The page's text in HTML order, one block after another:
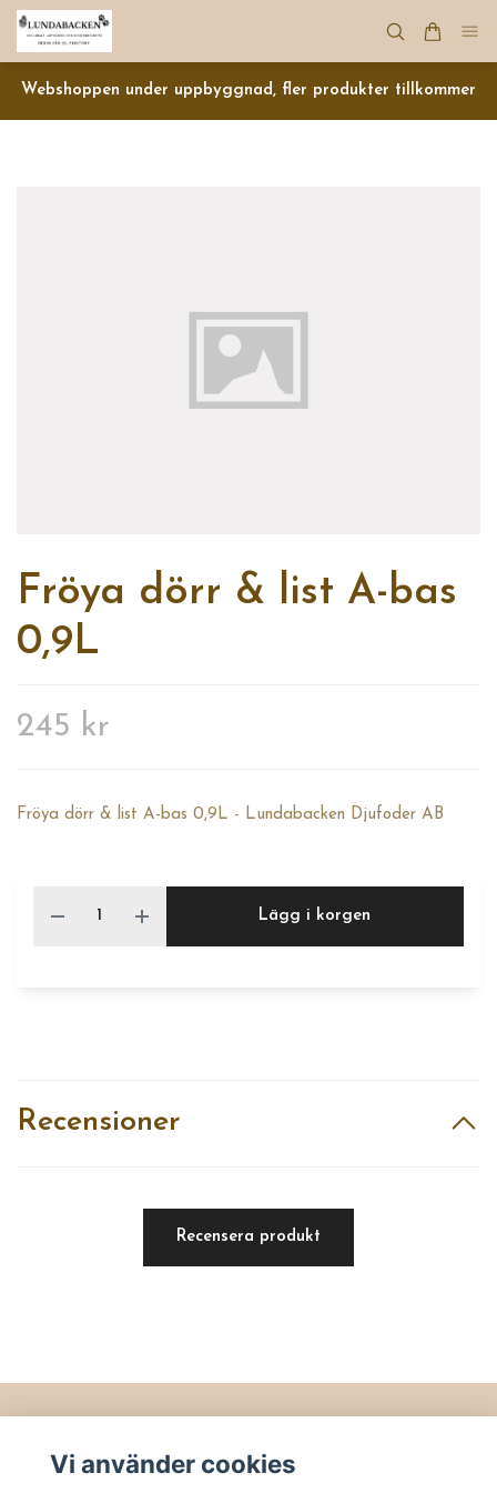
Webshoppen under uppbyggnad, fler produkter tillkommer
Fröya dörr & list A-bas
0,9L
245 kr
Fröya dörr & list A-bas 0,9L - Lundabacken Djufoder AB
Lägg i korgen
Recensioner
Recensera produkt
Köpvillkor
Vi använder cookies